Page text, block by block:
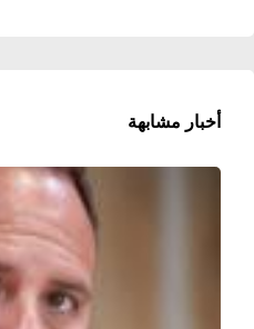
أخبار مشابهة